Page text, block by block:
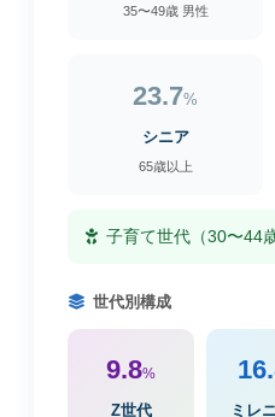
35〜49歳 男性
23.7%
シニア
65歳以上
子育て世代（30〜44
世代別構成
9.8%
Z世代 ミレ